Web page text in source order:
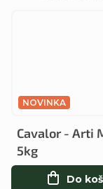
NOVINKA
Cavalor - Arti
5kg
Do